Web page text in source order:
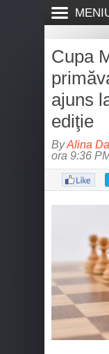
Cupa
ajuns
ediţie
ByAlina
ora 9:36